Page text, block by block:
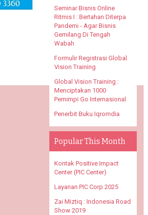
Seminar Bisnis Online
Ritmis I : Bertahan Diterpa
Pandemi - Agar Bisnis
Gemilang Di Tengah
Wabah
Formulir Registrasi Global
Vision Training
Global Vision Training :
Menciptakan 1000
Pemimpi Go Internasional
Penerbit Buku Iqromdia
Popular This Month
Kontak Positive Impact
Center (PIC Center)
Layanan PIC Corp 2025
Zai Miztiq : Indonesia Road
Show 2019